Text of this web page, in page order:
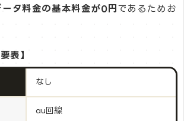
ータ料金の基本料金が0円 であるためお
表】
なし
au回線